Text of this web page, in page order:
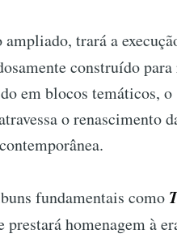
trará a
construído
em blocos temáticos, o
o renascimento
fundamentais como
prestará homenagem à